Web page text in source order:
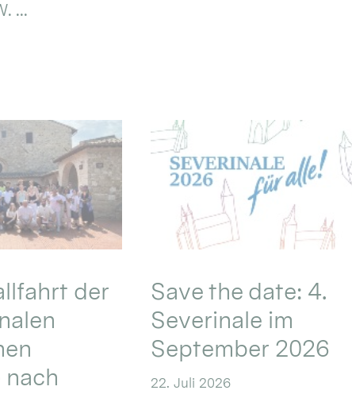
...
der
nach
Save the date: 4.
Severinale im
September 2026
22. Juli 2026